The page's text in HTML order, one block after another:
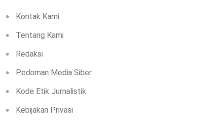
Kontak Kami
Tentang Kami
Redaksi
Pedoman Media Siber
Kode Etik Jurnalistik
Kebijakan Privasi